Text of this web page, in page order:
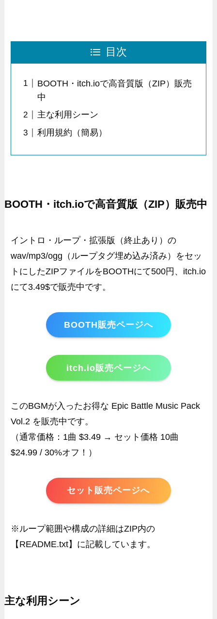
目次
BOOTH・itch.ioで高音質版（ZIP）販売
中
主な利用シーン
利用規約（簡易）
BOOTH・itch.ioで高音質版（ZIP）販売中
イントロ・ループ・拡張版（終止あり）の
wav/mp3/ogg（ループタグ埋め込み済み）をセッ
トにしたZIPファイルをBOOTHにて500円、itch.io
にて3.49$で販売中です。
BOOTH販売ページへ
itch.io販売ページへ
このBGMが入ったお得な Epic Battle Music Pack
Vol.2 を販売中です。
（通常価格：1曲 $3.49 → セット価格 10曲
$24.99 / 30%オフ！）
セット販売ページへ
※ループ範囲や構成の詳細はZIP内の
【README.txt】に記載しています。
主な利用シーン